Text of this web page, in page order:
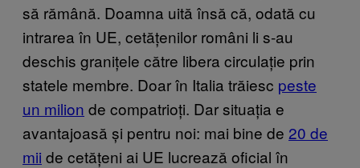
să rămână. Doamna uită însă că, odată cu
intrarea în UE, cetățenilor români li s-au
deschis granițele către libera circulație prin
statele membre. Doar în Italia trăiesc peste
un milion de compatrioți. Dar situația e
avantajoasă și pentru noi: mai bine de 20 de
mii de cetățeni ai UE lucrează oficial în